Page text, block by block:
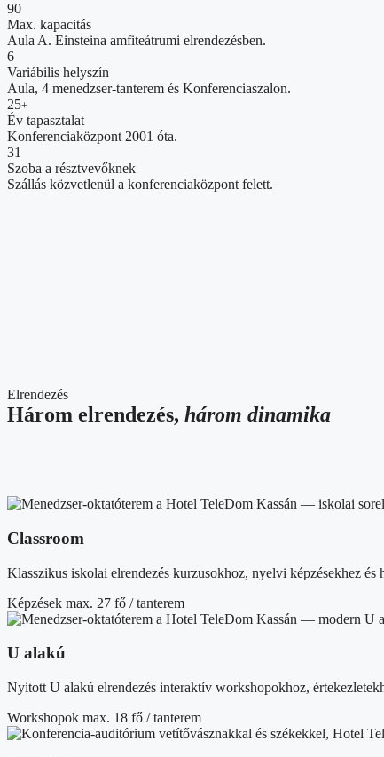
90
Max. kapacitás
Aula A. Einsteina amfiteátrumi elrendezésben.
6
Variábilis helyszín
Aula, 4 menedzser-tanterem és Konferenciaszalon.
25+
Év tapasztalat
Konferenciaközpont 2001 óta.
31
Szoba a résztvevőknek
Szállás közvetlenül a konferenciaközpont felett.
Elrendezés
Három elrendezés, három dinamika
Classroom
Klasszikus iskolai elrendezés kurzusokhoz, nyelvi képzésekhez
Képzések max. 27 fő / tanterem
U alakú
Nyitott U alakú elrendezés interaktív workshopokhoz,
Workshopok max. 18 fő / tanterem